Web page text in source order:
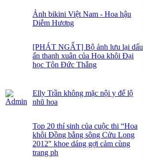
Ảnh bikini Việt Nam - Hoa hậu
Diễm Hương
[PHÁT NGẤT] Bộ ảnh lưu lại dấu
ấn thanh xuân của Hoa khôi Đại
học Tôn Đức Thắng
Elly Trần không mặc nội y để lộ
nhũ hoa
Top 20 thí sinh của cuộc thi “Hoa
khôi Đồng bằng sông Cửu Long
2012″ khoe dáng gợi cảm cùng
trang ph